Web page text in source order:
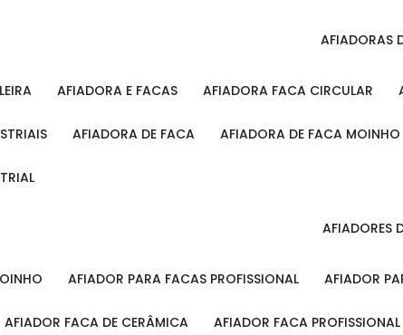
AFIADORAS
AFIADORA E FACAS AFIADORA FACA CIRCULAR
AFIADORA DE FACA AFIADORA DE FACA MOINHO
AFIADORES
AFIADOR PARA FACAS PROFISSIONAL AFIADOR
AFIADOR FACA DE CERÂMICA AFIADOR FACA PROFISSIONAL